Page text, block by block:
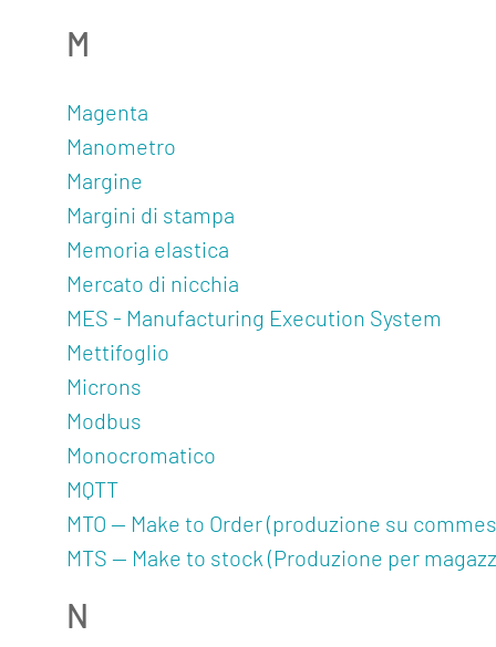
M
Magenta
Manometro
Margine
Margini di stampa
Memoria elastica
Mercato di nicchia
MES - Manufacturing Execution System
Mettifoglio
Microns
Modbus
Monocromatico
MQTT
MTO — Make to Order (produzione su
MTS — Make to stock (Produzione per
N